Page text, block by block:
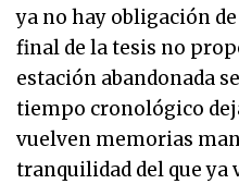
ya no hay obligación
final de la tesis no
estación abandonada
tiempo cronológico
vuelven memorias
tranquilidad del que ya